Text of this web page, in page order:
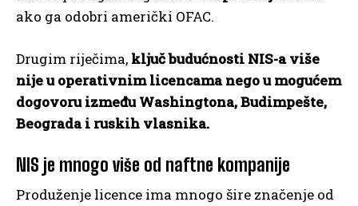
ako ga odobri američki OFAC.
Drugim riječima, ključ budućnosti NIS-a više
nije u operativnim licencama nego u mogućem
dogovoru između Washingtona, Budimpešte,
Beograda i ruskih vlasnika.
NIS je mnogo više od naftne kompanije
Produženje licence ima mnogo šire značenje od